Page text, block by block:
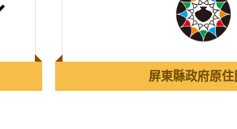
屏東縣政府原住